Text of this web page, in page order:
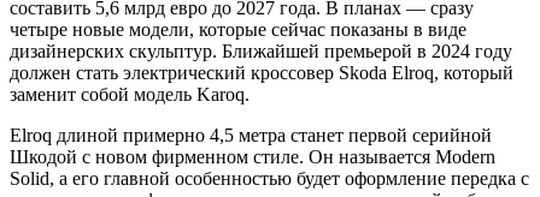
составить 5,6 млрд евро до 2027 года. В планах — сразу
четыре новые модели, которые сейчас показаны в виде
дизайнерских скульптур. Ближайшей премьерой в 2024 году
должен стать электрический кроссовер Skoda Elroq, который
заменит собой модель Karoq.
Elroq длиной примерно 4,5 метра станет первой серийной
Шкодой с новом фирменном стиле. Он называется Modern
Solid, а его главной особенностью будет оформление передка с